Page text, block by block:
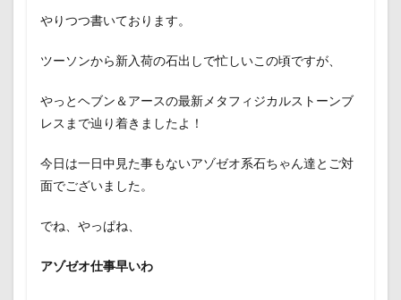
やりつつ書いております。
ツーソンから新入荷の石出しで忙しいこの頃ですが、
やっとヘブン＆アースの最新メタフィジカルストーンブ
レスまで辿り着きましたよ！
今日は一日中見た事もないアゾゼオ系石ちゃん達とご対
面でございました。
でね、やっぱね、
アゾゼオ仕事早いわ